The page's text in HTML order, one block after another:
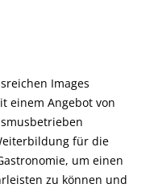
Images
einem Angebot von
für die
um einen
zu können und